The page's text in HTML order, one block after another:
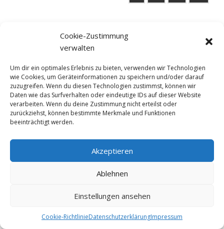
Cookie-Zustimmung
verwalten
Um dir ein optimales Erlebnis zu bieten, verwenden wir Technologien
wie Cookies, um Geräteinformationen zu speichern und/oder darauf
zuzugreifen. Wenn du diesen Technologien zustimmst, können wir
Daten wie das Surfverhalten oder eindeutige IDs auf dieser Website
verarbeiten. Wenn du deine Zustimmung nicht erteilst oder
zurückziehst, können bestimmte Merkmale und Funktionen
beeinträchtigt werden.
Akzeptieren
Ablehnen
Einstellungen ansehen
Cookie-RichtlinieDatenschutzerklärungImpressum
Kontakt
Newsletter
Datenschutzerklärung
Impressum
Cookie-Richtlinie (EU)
@Multi Sports Pro